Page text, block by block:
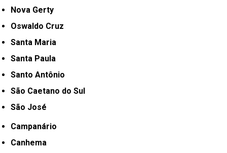
Nova Gerty
Oswaldo Cruz
Santa Maria
Santa Paula
Santo Antônio
São Caetano do Sul
São José
Campanário
Canhema